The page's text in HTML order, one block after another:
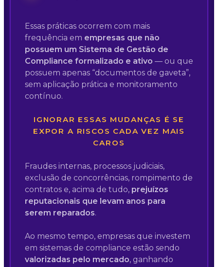
Essas práticas ocorrem com mais
frequência em empresas que não
possuem um Sistema de Gestão de
Compliance formalizado e ativo — ou que
possuem apenas “documentos de gaveta”,
sem aplicação prática e monitoramento
contínuo.
IGNORAR ESSAS MUDANÇAS É SE
EXPOR A RISCOS CADA VEZ MAIS
CAROS
Fraudes internas, processos judiciais,
exclusão de concorrências, rompimento de
contratos e, acima de tudo, prejuízos
reputacionais que levam anos para
serem reparados.
Ao mesmo tempo, empresas que investem
em sistemas de compliance estão sendo
valorizadas pelo mercado, ganhando